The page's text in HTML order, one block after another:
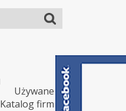
Używane
Katalog firm